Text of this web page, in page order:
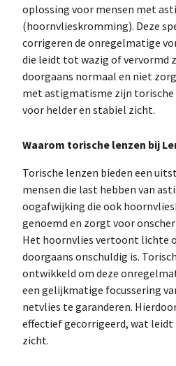
oplossing voor mensen met
(hoornvlieskromming). Deze
corrigeren de onregelmatige
die leidt tot wazig of vervormd
doorgaans normaal en niet
met astigmatisme zijn torische
voor helder en stabiel zicht.
Waarom torische lenzen bij
Torische lenzen bieden een
mensen die last hebben van
oogafwijking die ook
genoemd en zorgt voor
Het hoornvlies vertoont lichte
doorgaans onschuldig is.
ontwikkeld om deze
een gelijkmatige focussering
netvlies te garanderen.
effectief gecorrigeerd, wat
zicht.